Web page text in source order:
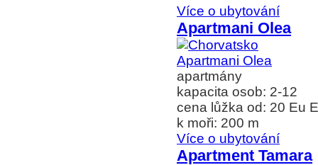
Více o ubytování
Apartmani Olea
apartmány
kapacita osob: 2-12
cena lůžka od: 20 Eu
k moři: 200 m
Více o ubytování
Apartment Tamara